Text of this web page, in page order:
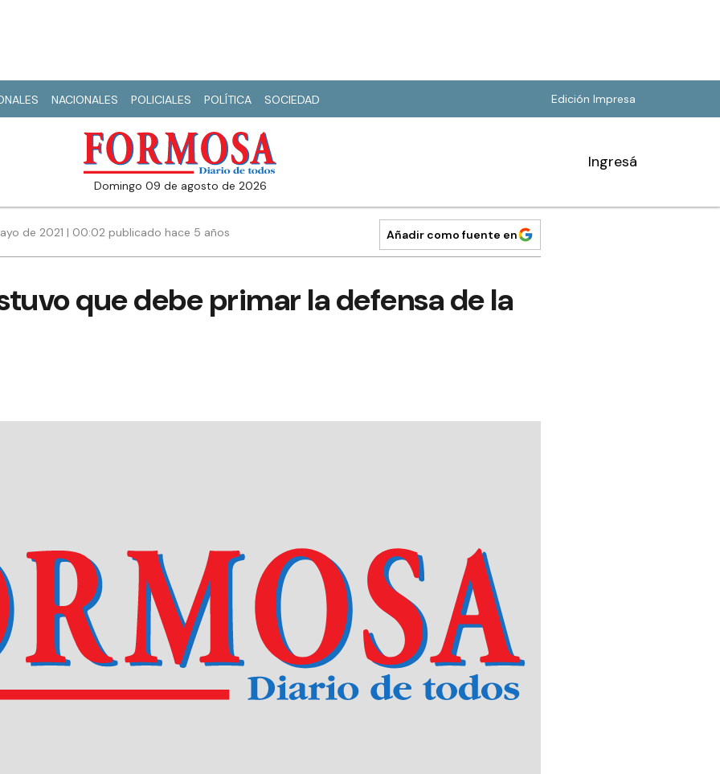
NACIONALES POLICIALES POLÍTICA SOCIEDAD Edición Impresa
domingo 09 de agosto de 2026
Ingresá
de 2021 | 00:02 publicado hace 5 años Añadir como fuente en
que debe primar la defensa de la